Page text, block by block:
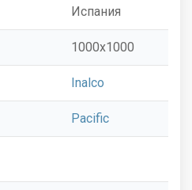
Испания
1000x1000
Inalco
Pacific